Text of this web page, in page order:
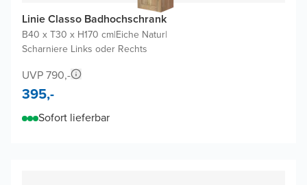
Linie Classo Badhochschrank
B40 x T30 x H170 cm|Eiche Natur|
Scharniere Links oder Rechts
UVP 790,-
395,-
Sofort lieferbar